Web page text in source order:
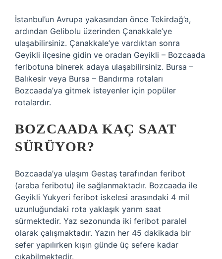
İstanbul’un Avrupa yakasından önce Tekirdağ’a,
ardından Gelibolu üzerinden Çanakkale’ye
ulaşabilirsiniz. Çanakkale’ye vardıktan sonra
Geyikli ilçesine gidin ve oradan Geyikli – Bozcaada
feribotuna binerek adaya ulaşabilirsiniz. Bursa –
Balıkesir veya Bursa – Bandırma rotaları
Bozcaada’ya gitmek isteyenler için popüler
rotalardır.
BOZCAADA KAÇ SAAT
SÜRÜYOR?
Bozcaada’ya ulaşım Gestaş tarafından feribot
(araba feribotu) ile sağlanmaktadır. Bozcaada ile
Geyikli Yukyeri feribot iskelesi arasındaki 4 mil
uzunluğundaki rota yaklaşık yarım saat
sürmektedir. Yaz sezonunda iki feribot paralel
olarak çalışmaktadır. Yazın her 45 dakikada bir
sefer yapılırken kışın günde üç sefere kadar
çıkabilmektedir.